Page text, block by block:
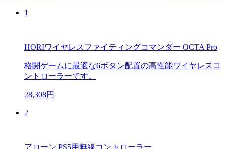
1
HORIワイヤレスファイティングコマンダー OCTA Pro
格闘ゲームに最適な6ボタン配置の高性能ワイヤレスコ
ントローラーです。
28,308円
2
アローン PS5用無線コントローラー